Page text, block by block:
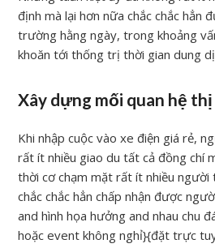
định mà lại hơn nữa chắc chắc hẳn
trường hằng ngày, trong khoảng
khoăn tới thống trị thời gian dung
Xây dựng mối quan hệ
Khi nhập cuộc vào xe điện giá rẻ,
rất ít nhiều giao du tất cả đồng chí
thời cơ chạm mặt rất ít nhiều người
chắc chắc hẳn chấp nhận được
and hình họa hưởng and nhau chu
hoặc event không nghỉ}{đặt trực